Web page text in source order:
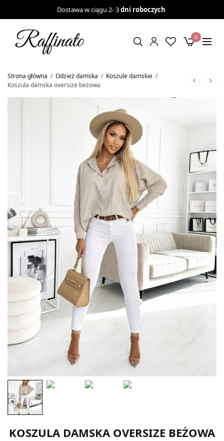
Dostawa w ciągu 2- 3dni roboczych
0
Strona główna / Odzież damska / Koszule damskie /
Koszula damska oversize beżowa
KOSZULA DAMSKA OVERSIZE BEŻOWA